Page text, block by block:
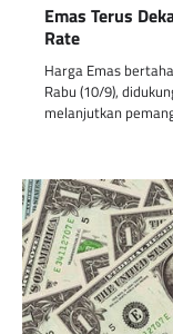
Emas Terus
Rate
Harga Emas
Rabu (10/9),
melanjutkan